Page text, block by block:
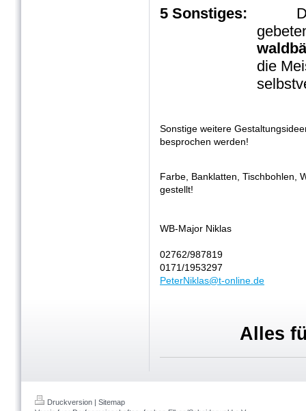
5 Sonstiges:
die
Sonstige weitere
besprochen werden!
Farbe, Banklatten, Tischbohlen,
gestellt!
WB-Major Niklas
02762/987819
0171/1953297
PeterNiklas@t-online.de
Alles
Druckversion | Sitemap